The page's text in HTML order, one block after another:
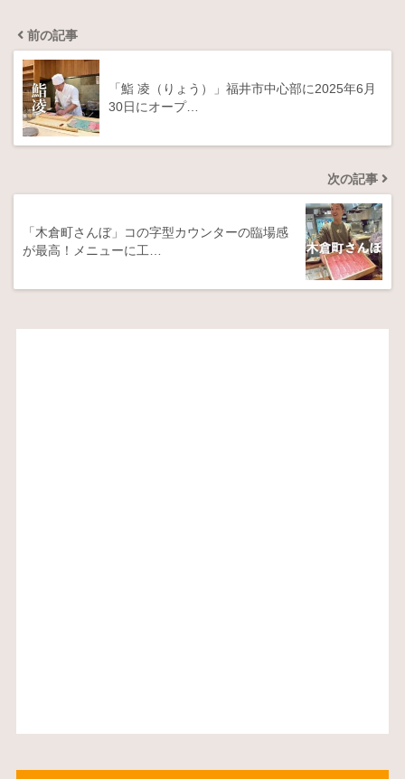
前の記事
「鮨 凌（りょう）」福井市中心部に2025年6月
30日にオープ…
次の記事
「木倉町さんぼ」コの字型カウンターの臨場感
が最高！メニューに工…